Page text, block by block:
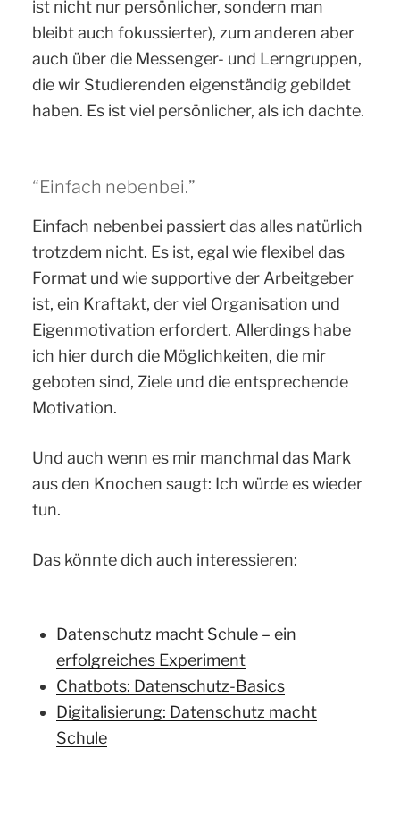
ist nicht nur persönlicher, sondern man
bleibt auch fokussierter), zum anderen aber
auch über die Messenger- und Lerngruppen,
die wir Studierenden eigenständig gebildet
haben. Es ist viel persönlicher, als ich dachte.
“Einfach nebenbei.”
Einfach nebenbei passiert das alles natürlich
trotzdem nicht. Es ist, egal wie flexibel das
Format und wie supportive der Arbeitgeber
ist, ein Kraftakt, der viel Organisation und
Eigenmotivation erfordert. Allerdings habe
ich hier durch die Möglichkeiten, die mir
geboten sind, Ziele und die entsprechende
Motivation.
Und auch wenn es mir manchmal das Mark
aus den Knochen saugt: Ich würde es wieder
tun.
Das könnte dich auch interessieren:
Datenschutz macht Schule – ein
erfolgreiches Experiment
Chatbots: Datenschutz-Basics
Digitalisierung: Datenschutz macht
Schule